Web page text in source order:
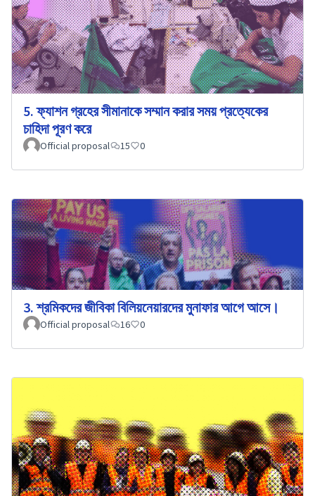
5. ফ্যাশন গ্রহের সীমানাকে সম্মান করার সময় প্রত্যেকের
চাহিদা পূরণ করে
Official proposal 15 0
3. শ্রমিকদের জীবিকা বিলিয়নেয়ারদের মুনাফার আগে আসে।
Official proposal 16 0